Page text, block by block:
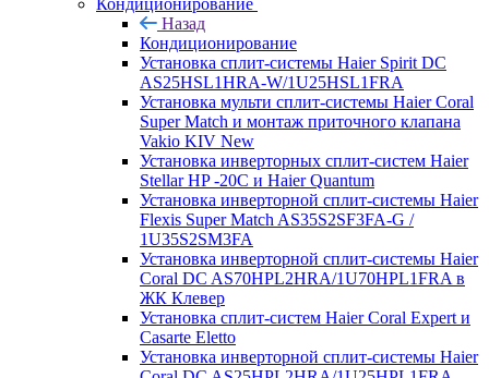
Кондиционирование
Назад
Кондиционирование
Установка сплит-системы Haier Spirit DC
AS25HSL1HRA-W/1U25HSL1FRA
Установка мульти сплит-системы Haier Coral
Super Match и монтаж приточного клапана
Vakio KIV New
Установка инверторных сплит-систем Haier
Stellar HP -20С и Haier Quantum
Установка инверторной сплит-системы Haier
Flexis Super Match AS35S2SF3FA-G /
1U35S2SM3FA
Установка инверторной сплит-системы Haier
Coral DC AS70HPL2HRA/1U70HPL1FRA в
ЖК Клевер
Установка сплит-систем Haier Coral Expert и
Casarte Eletto
Установка инверторной сплит-системы Haier